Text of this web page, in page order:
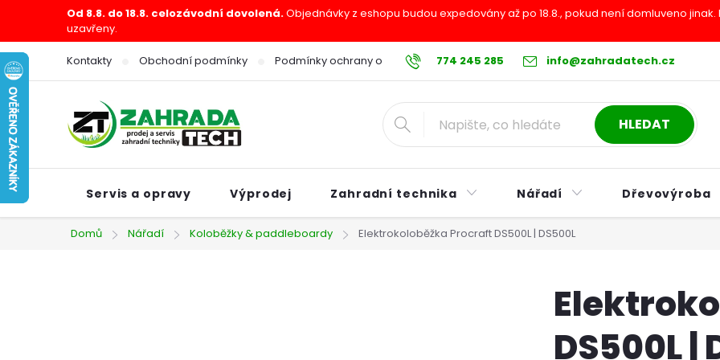
obsah
Od 8.8. do 18.8. celozávodní dovolená.Objednávky z eshopu budou expedovány až po 18.8., pokud není domluveno
uzavřeny.
774 245 285 info@zahradatech.cz
Kontakty Obchodní podmínky Podmínky ochrany osobních údajů Reklamační řád Postup při nákupu na
HLEDAT
Servis a opravy Výprodej Zahradní technika Nářadí Dřevovýroba
Domů Nářadí Koloběžky & paddleboardy Elektrokoloběžka Procraft DS500L | DS500L
DS500L |